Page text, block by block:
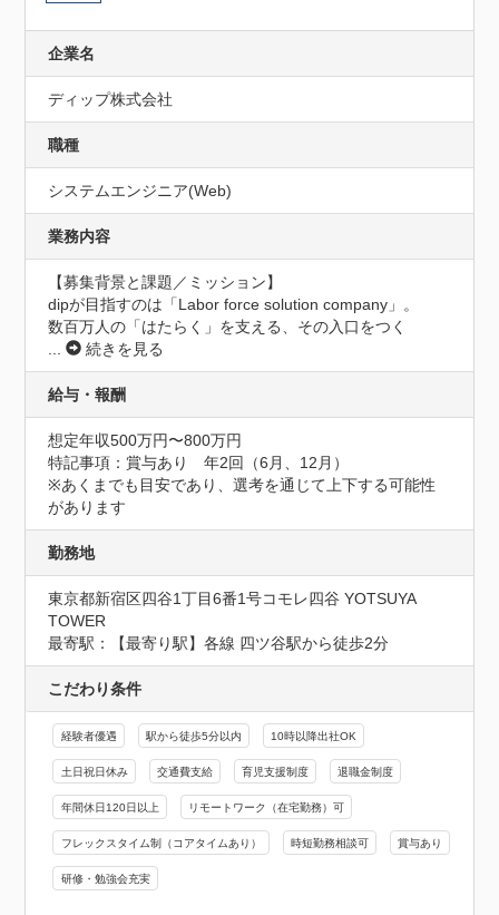
企業名
ディップ株式会社
職種
システムエンジニア(Web)
業務内容
【募集背景と課題／ミッション】
dipが目指すのは「Labor force solution company」。
数百万人の「はたらく」を支える、その入口をつく
...
続きを見る
給与・報酬
想定年収500万円〜800万円
特記事項：賞与あり　年2回（6月、12月）
※あくまでも目安であり、選考を通じて上下する可能性
があります
勤務地
東京都新宿区四谷1丁目6番1号コモレ四谷 YOTSUYA
TOWER
最寄駅：【最寄り駅】各線 四ツ谷駅から徒歩2分
こだわり条件
経験者優遇 駅から徒歩5分以内 10時以降出社OK
土日祝日休み 交通費支給 育児支援制度 退職金制度
年間休日120日以上 リモートワーク（在宅勤務）可
フレックスタイム制（コアタイムあり） 時短勤務相談可 賞与あり
研修・勉強会充実